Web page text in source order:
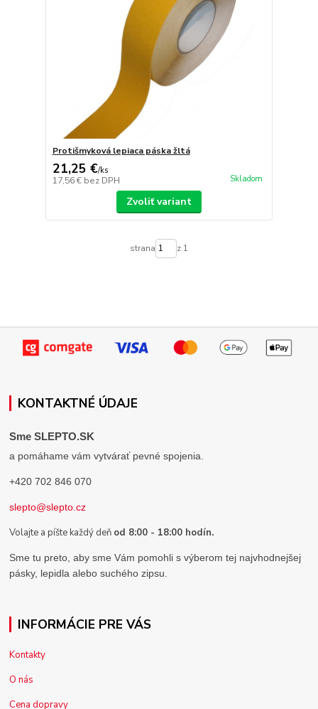
Protišmyková lepiaca páska žltá
21,25 €/ks
17,56 € bez DPH Skladom
Zvoliť variant
strana z 1
KONTAKTNÉ ÚDAJE
Sme SLEPTO.SK
a pomáhame vám vytvárať pevné spojenia.
+420 702 846 070
slepto@slepto.cz
Volajte a píšte každý deň od 8:00 - 18:00 hodín.
Sme tu preto, aby sme Vám pomohli s výberom tej najvhodnejšej
pásky, lepidla alebo suchého zipsu.
INFORMÁCIE PRE VÁS
Kontakty
O nás
Cena dopravy